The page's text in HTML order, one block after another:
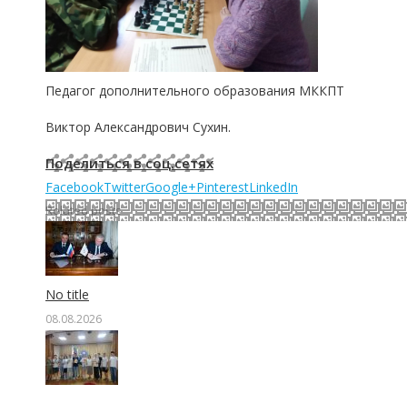
Педагог дополнительного образования МККПТ
Виктор Александрович Сухин.
Поделиться в соц.сетях
FacebookTwitterGoogle+PinterestLinkedIn
Related posts
No title
08.08.2026